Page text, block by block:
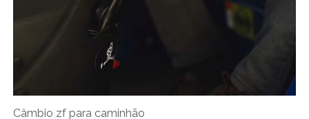
Câmbio zf para caminhão